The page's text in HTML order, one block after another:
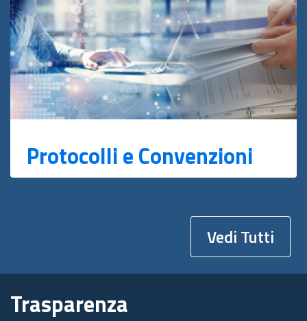
Protocolli e Convenzioni
Vedi Tutti
Trasparenza